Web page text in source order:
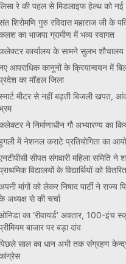
रे की पहल से मिडलाइफ हेल्थ को नई
शिरोमणि गुरु रविदास महाराज जी के
का भाजपा ग्रामीण में भव्य स्वागत
कार्यालय के सामने सुलभ शौचालय
आपराधिक कानूनों के क्रियान्वयन में
का मॉडल जिला
मीटर से नहीं बढ़ती बिजली खपत,
ने निर्माणाधीन गौ अभ्यारण्य का
में नेशनल कराटे प्रतियोगिता का
सीपत संगवारी महिला समिति ने
विद्यालयों के विद्यार्थियों को
मांगों को लेकर निषाद पार्टी ने राज्य
अध्यक्ष से की चर्चा
का ‘रीवायर्ड’ अवतार, 100-इंच
बाजार पर बड़ा दांव
साल का धान अभी तक संग्रहण